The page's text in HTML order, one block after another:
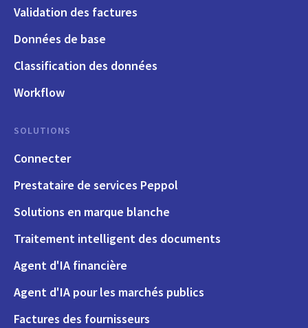
Validation des factures
Données de base
Classification des données
Workflow
SOLUTIONS
Connecter
Prestataire de services Peppol
Solutions en marque blanche
Traitement intelligent des documents
Agent d'IA financière
Agent d'IA pour les marchés publics
Factures des fournisseurs